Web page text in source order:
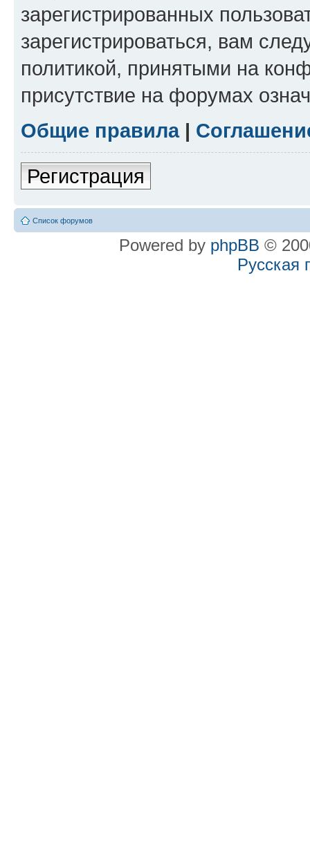
зарегистрированных
зарегистрироваться, вам
политикой, принятыми на
присутствие на форумах
Общие правила|
Регистрация
Список форумов
Powered by phpBB ©
Русская